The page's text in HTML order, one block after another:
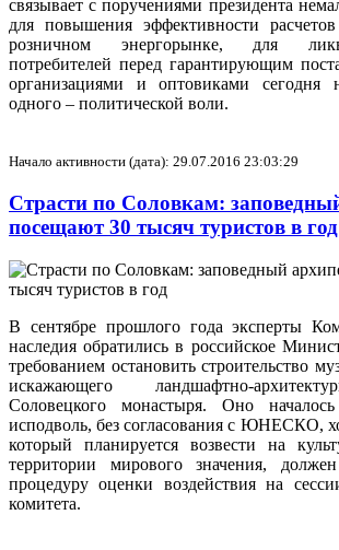
связывает с поручениями президента
для повышения эффективности
розничном энергорынке, для
потребителей перед гарантирующим
организациями и оптовиками сегодня
одного – политической воли.
Начало активности (дата): 29.07.2016 23:03:29
Страсти по Соловкам:
посещают 30 тысяч туристов в год
В сентябре прошлого года эксперты
наследия обратились в российское
требованием остановить строительство
искажающего ландшафтно-
Соловецкого монастыря. Оно
исподволь, без согласования с ЮНЕСКО,
который планируется возвести на
территории мирового значения,
процедуру оценки воздействия на
комитета.